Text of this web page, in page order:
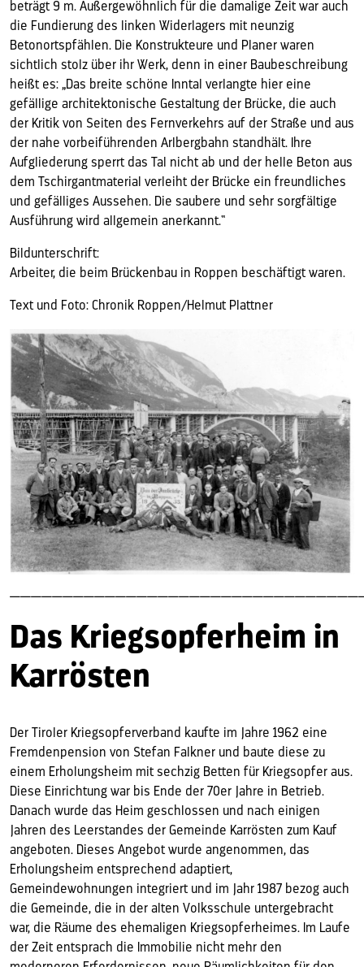
beträgt 9 m. Außergewöhnlich für die damalige Zeit war auch
die Fundierung des linken Widerlagers mit neunzig
Betonortspfählen. Die Konstrukteure und Planer waren
sichtlich stolz über ihr Werk, denn in einer Baubeschreibung
heißt es: „Das breite schöne Inntal verlangte hier eine
gefällige architektonische Gestaltung der Brücke, die auch
der Kritik von Seiten des Fernverkehrs auf der Straße und aus
der nahe vorbeiführenden Arlbergbahn standhält. Ihre
Aufgliederung sperrt das Tal nicht ab und der helle Beton aus
dem Tschirgantmaterial verleiht der Brücke ein freundliches
und gefälliges Aussehen. Die saubere und sehr sorgfältige
Ausführung wird allgemein anerkannt.“
Bildunterschrift:
Arbeiter, die beim Brückenbau in Roppen beschäftigt waren.
Text und Foto: Chronik Roppen/Helmut Plattner
Das Kriegsopferheim in
Karrösten
Der Tiroler Kriegsopferverband kaufte im Jahre 1962 eine
Fremdenpension von Stefan Falkner und baute diese zu
einem Erholungsheim mit sechzig Betten für Kriegsopfer aus.
Diese Einrichtung war bis Ende der 70er Jahre in Betrieb.
Danach wurde das Heim geschlossen und nach einigen
Jahren des Leerstandes der Gemeinde Karrösten zum Kauf
angeboten. Dieses Angebot wurde angenommen, das
Erholungsheim entsprechend adaptiert,
Gemeindewohnungen integriert und im Jahr 1987 bezog auch
die Gemeinde, die in der alten Volksschule untergebracht
war, die Räume des ehemaligen Kriegsopferheimes. Im Laufe
der Zeit entsprach die Immobilie nicht mehr den